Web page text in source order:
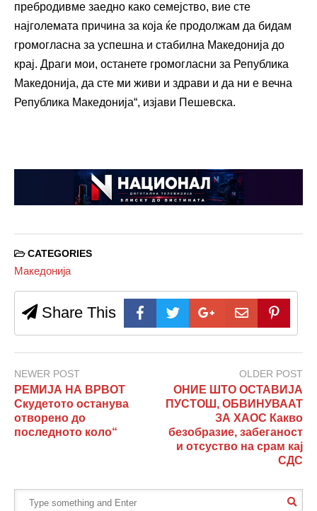
пребродивме заедно како семејство, вие сте
најголемата причина за која ќе продолжам да бидам
громогласна за успешна и стабилна Македонија до
крај. Драги мои, останете громогласни за Република
Македонија, да сте ми живи и здрави и да ни е вечна
Република Македонија“, изјави Пешевска.
CATEGORIES
Македонија
Share This
NEWER POST
РЕМИЈА НА ВРВОТ
Скудетото останува
отворено до
последното коло“
OLDER POST
ОНИЕ ШТО ОСТАВИЈА
ПУСТОШ, ОБВИНУВААТ
ЗА ХАОС Какво
безобразие, забеганост
и отсуство на срам кај
СДС